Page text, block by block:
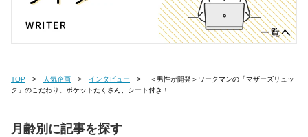
TOP 人気企画 インタビュー
ク」のこだわり。ポケットたくさん、シート付き！
月齢別に記事を探す